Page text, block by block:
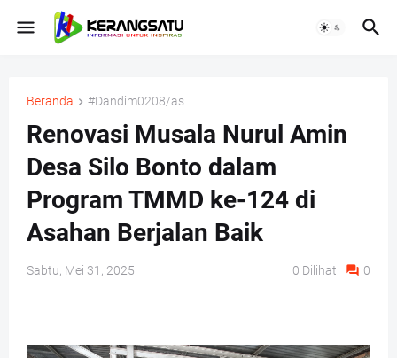
Beranda #Dandim0208/as
Renovasi Musala Nurul Amin
Desa Silo Bonto dalam
Program TMMD ke-124 di
Asahan Berjalan Baik
Sabtu, Mei 31, 2025 0 Dilihat 0